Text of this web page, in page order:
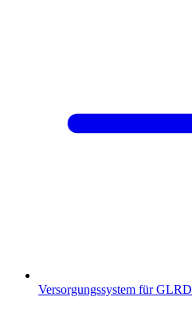
Versorgungssystem für GLRD